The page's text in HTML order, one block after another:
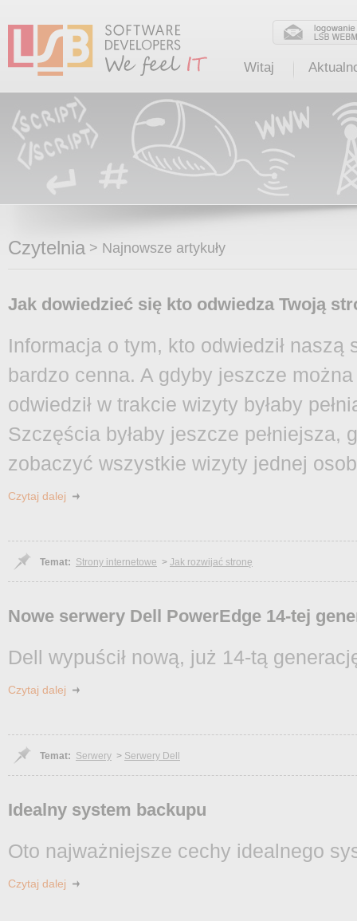
Witaj
Czytelnia > Najnowsze artykuły
Jak dowiedzieć się kto odwiedza Twoją
Informacja o tym, kto odwiedził naszą
bardzo cenna. A gdyby jeszcze
odwiedził w trakcie wizyty byłaby
Szczęścia byłaby jeszcze pełniejsza,
zobaczyć wszystkie wizyty jednej
Czytaj dalej
Temat: Strony internetowe > Jak rozwijać stronę
Nowe serwery Dell PowerEdge 14-tej
Dell wypuścił nową, już 14-tą
Czytaj dalej
Temat: Serwery > Serwery Dell
Idealny system backupu
Oto najważniejsze cechy idealnego
Czytaj dalej